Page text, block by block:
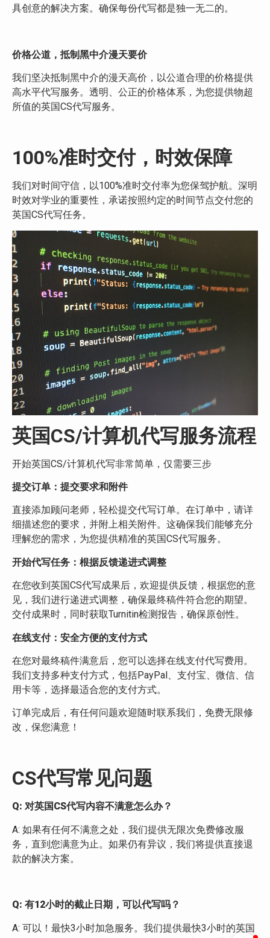
具创意的解决方案。确保每份代写都是独一无二的。
价格公道，抵制黑中介漫天要价
我们坚决抵制黑中介的漫天高价，以公道合理的价格提供
高水平代写服务。透明、公正的价格体系，为您提供物超
所值的英国CS代写服务。
100%准时交付，时效保障
我们对时间守信，以100%准时交付率为您保驾护航。深明
时效对学业的重要性，承诺按照约定的时间节点交付您的
英国CS代写任务。
英国CS/计算机代写服务流程
开始英国CS/计算机代写非常简单，仅需要三步
提交订单： 提交要求和附件
直接添加顾问老师，轻松提交代写订单。在订单中，请详
细描述您的要求，并附上相关附件。这确保我们能够充分
理解您的需求，为您提供精准的英国CS代写服务。
开始代写任务： 根据反馈递进式调整
在您收到英国CS代写成果后，欢迎提供反馈，根据您的意
见，我们进行递进式调整，确保最终稿件符合您的期望。
交付成果时，同时获取Turnitin检测报告，确保原创性。
在线支付：安全方便的支付方式
在您对最终稿件满意后，您可以选择在线支付代写费用。
我们支持多种支付方式，包括PayPal、支付宝、微信、信
用卡等，选择最适合您的支付方式。
订单完成后，有任何问题欢迎随时联系我们，免费无限修
改，保您满意！
CS代写常见问题
Q: 对英国CS代写内容不满意怎么办？
A: 如果有任何不满意之处，我们提供无限次免费修改服
务，直到您满意为止。如果仍有异议，我们将提供直接退
款的解决方案。
Q: 有12小时的截止日期，可以代写吗？
A: 可以！最快3小时加急服务。我们提供最快3小时的英国